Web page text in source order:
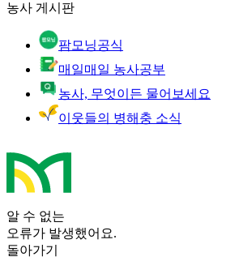
농사 게시판
팜모닝공식
매일매일 농사공부
농사, 무엇이든 물어보세요
이웃들의 병해충 소식
알 수 없는
오류가 발생했어요.
돌아가기